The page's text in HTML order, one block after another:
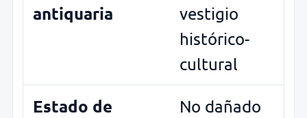
antiquaria
vestigio
histórico-
cultural
Estado de
No dañado